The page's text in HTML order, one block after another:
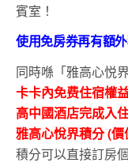
賓室！
使用免房券再有額外
同時喺「雅高心悦
卡卡內免费住宿權
高中國酒店完成入
雅高心悅界積分 (
積分可以直接訂房